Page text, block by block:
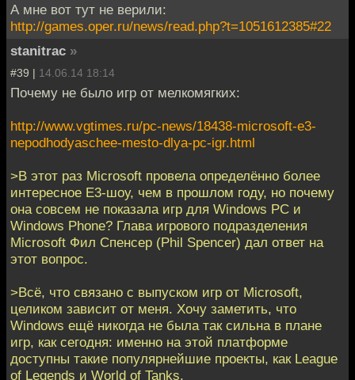
А мне вот тут не верили:
http://games.oper.ru/news/read.php?t=1051612385#22
stanitrac »
#39 | 14.06.14 18:14
Почему не было игр от мелкомягких:
http://www.vgtimes.ru/pc-news/18438-microsoft-e3-
nepodhodyaschee-mesto-dlya-pc-igr.html
>В этот раз Microsoft провела определённо более
интересное E3-шоу, чем в прошлом году, но почему
она совсем не показала игр для Windows PC и
Windows Phone? Глава игрового подразделения
Microsoft Фил Спенсер (Phil Spencer) дал ответ на
этот вопрос.
>Всё, что связано с выпуском игр от Microsoft,
целиком зависит от меня. Хочу заметить, что
Windows ещё никогда не была так сильна в плане
игр, как сегодня: именно на этой платформе
доступны такие популярнейшие проекты, как League
of Legends и World of Tanks.